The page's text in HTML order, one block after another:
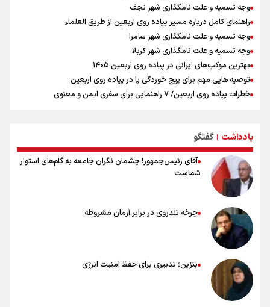
وجه تسمیه و علت نامگذاری شهر نجف
راهنمای کامل درباره مسیر پیاده روی اربعین از طریق العلماء
وجه تسمیه و علت نامگذاری شهر سامرا
وجه تسمیه و علت نامگذاری شهر کربلا
بهترین موکب‌های ایرانی در پیاده روی اربعین ۱۴۰۵
توصیه هایی مهم برای پیچ خوردگی پا در پیاده روی اربعین
خطرات پیاده روی اربعین/ ۷ راهنمایی برای سفری ایمن و معنوی
۸۰ توصیه کاربردی برای ۸۰ کیلومتر پیاده روی اربعین
یادداشت | گفتگو
آقای رئیس‌جمهور! چشمان نگران جامعه به گام‌های استوار
شماست
چرخه تندروی در برابر آرمان مشروطه
بنزین؛ تدبیری برای حفظ امنیت انرژی